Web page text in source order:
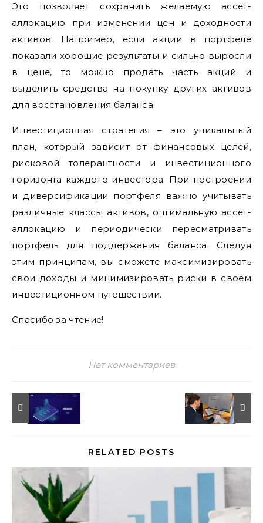
Это позволяет сохранить желаемую ассет-
аллокацию при изменении цен и доходности
активов. Например, если акции в портфеле
показали хорошие результаты и сильно выросли
в цене, то можно продать часть акций и
выделить средства на покупку других активов
для восстановления баланса.
Инвестиционная стратегия – это уникальный
план, который зависит от финансовых целей,
рисковой толерантности и инвестиционного
горизонта каждого инвестора. При построении
и диверсификации портфеля важно учитывать
различные классы активов, оптимальную ассет-
аллокацию и периодически пересматривать
портфель для поддержания баланса. Следуя
этим принципам, вы сможете максимизировать
свои доходы и минимизировать риски в своем
инвестиционном путешествии.
Спасибо за чтение!
Нет комментариев
RELATED POSTS